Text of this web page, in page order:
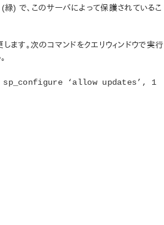
) で、このサーバによって保護されているこ
す。次のコマンドをクエリウィンドウで実行
‘allow updates’, 1